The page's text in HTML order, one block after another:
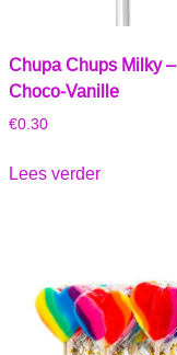
Chupa Chups Milky –
Choco-Vanille
€0.30
Lees verder